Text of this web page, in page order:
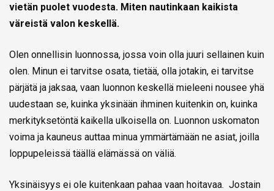
vietän puolet vuodesta. Miten nautinkaan kaikista
väreistä valon keskellä.
Olen onnellisin luonnossa, jossa voin olla juuri sellainen kuin
olen. Minun ei tarvitse osata, tietää, olla jotakin, ei tarvitse
pärjätä ja jaksaa, vaan luonnon keskellä mieleeni nousee yhä
uudestaan se, kuinka yksinään ihminen kuitenkin on, kuinka
merkityksetöntä kaikella ulkoisella on. Luonnon uskomaton
voima ja kauneus auttaa minua ymmärtämään ne asiat, joilla
loppupeleissä täällä elämässä on väliä.
Yksinäisyys ei ole kuitenkaan pahaa vaan hoitavaa. Jostain